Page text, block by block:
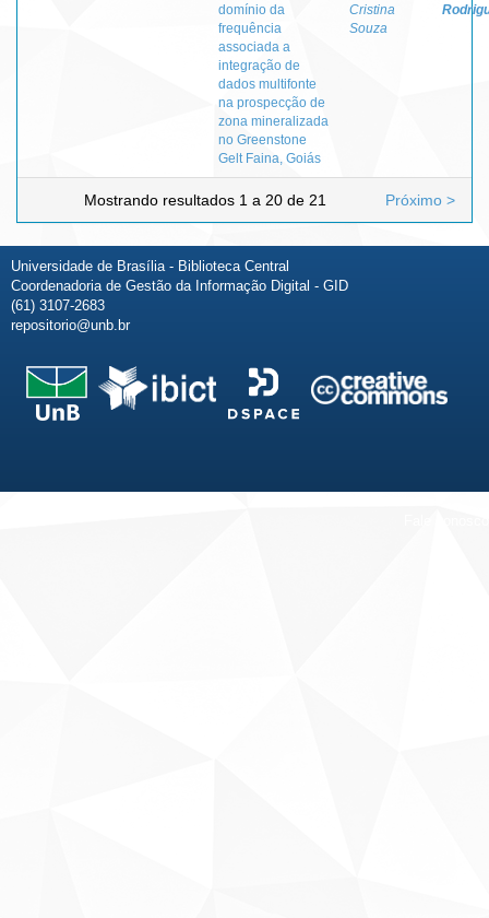
domínio da
frequência
associada a
integração de
dados multifonte
na prospecção de
zona mineralizada
no Greenstone
Gelt Faina, Goiás
Cristina
Souza
Mostrando resultados 1 a 20 de 21 Próximo >
Universidade de Brasília - Biblioteca Central
Coordenadoria de Gestão da Informação Digital - GID
(61) 3107-2683
repositorio@unb.br